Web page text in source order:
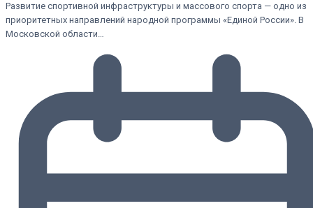
Развитие спортивной инфраструктуры и массового спорта — одно из
приоритетных направлений народной программы «Единой России». В
Московской области…